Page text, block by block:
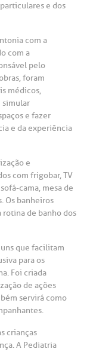
do
tirar
e dos
com a
com a
pelo
foram
médicos,
simular
e fazer
e da experiência
e
com frigobar, TV
cama, mesa de
Os banheiros
rotina de banho dos
que facilitam
para os
Foi criada
de ações
servirá como
crianças
A Pediatria